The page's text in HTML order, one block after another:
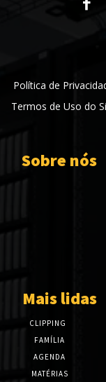
Política de
Termos de Uso do
Sobre nós
Mais lidas
CLIPPING
FAMÍLIA
AGENDA
MATÉRIAS